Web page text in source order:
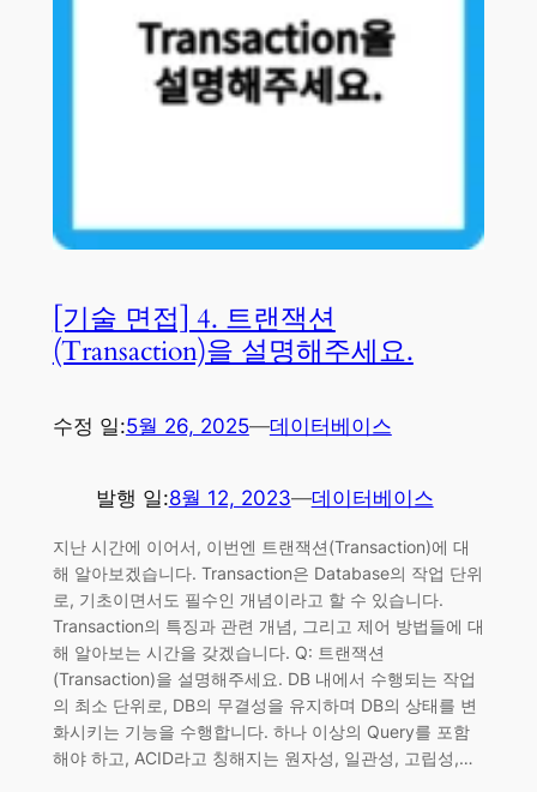
[기술 면접] 4. 트랜잭션
(Transaction)을 설명해주세요.
수정 일:5월 26, 2025—데이터베이스
발행 일:8월 12, 2023—데이터베이스
지난 시간에 이어서, 이번엔 트랜잭션(Transaction)에 대
해 알아보겠습니다. Transaction은 Database의 작업 단위
로, 기초이면서도 필수인 개념이라고 할 수 있습니다.
Transaction의 특징과 관련 개념, 그리고 제어 방법들에 대
해 알아보는 시간을 갖겠습니다. Q: 트랜잭션
(Transaction)을 설명해주세요. DB 내에서 수행되는 작업
의 최소 단위로, DB의 무결성을 유지하며 DB의 상태를 변
화시키는 기능을 수행합니다. 하나 이상의 Query를 포함
해야 하고, ACID라고 칭해지는 원자성, 일관성, 고립성,…